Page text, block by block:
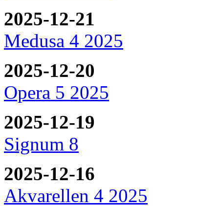
2025-12-21
Medusa 4 2025
2025-12-20
Opera 5 2025
2025-12-19
Signum 8
2025-12-16
Akvarellen 4 2025